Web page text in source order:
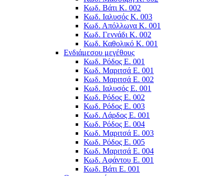
Κωδ. Βάτι Κ. 002
Κωδ. Ιαλυσός Κ. 003
Κωδ. Απόλλωνα K. 001
Κωδ. Γεννάδι Κ. 002
Κωδ. Καθολικό Κ. 001
Ενδιάμεσου μεγέθους
Κωδ. Ρόδος Ε. 001
Κωδ. Μαριτσά Ε. 001
Κωδ. Μαριτσά Ε. 002
Κωδ. Ιαλυσός Ε. 001
Κωδ. Ρόδος Ε. 002
Κωδ. Ρόδος E. 003
Κωδ. Λάρδος Ε. 001
Κωδ. Ρόδος E. 004
Κωδ. Μαριτσά Ε. 003
Κωδ. Ρόδος E. 005
Κωδ. Μαριτσά Ε. 004
Κωδ. Αφάντου Ε. 001
Κωδ. Βάτι Ε. 001